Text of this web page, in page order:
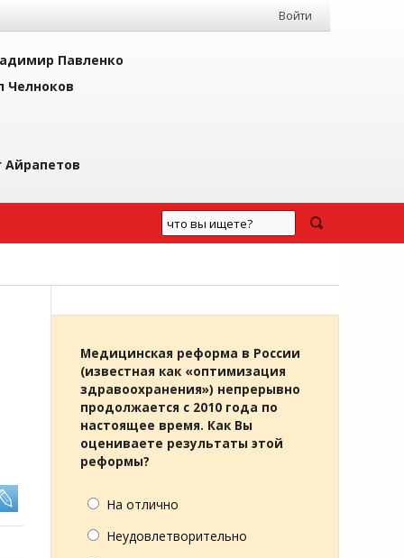
Войти
Павленко
Челноков
Айрапетов
Медицинская реформа в России
(известная как «оптимизация
здравоохранения») непрерывно
продолжается с 2010 года по
настоящее время. Как Вы
оцениваете результаты этой
реформы?
На отлично
Неудовлетворительно